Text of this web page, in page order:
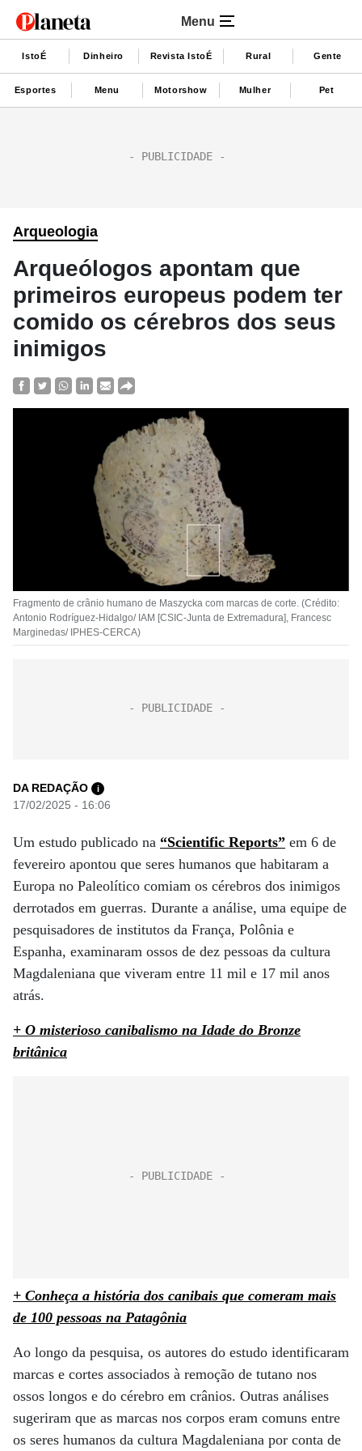
Menu
IstoÉ Dinheiro Revista IstoÉ Rural Gente
Esportes Menu Motorshow Mulher Pet
Arqueologia
Arqueólogos apontam que
primeiros europeus podem ter
comido os cérebros dos seus
inimigos
Fragmento de crânio humano de Maszycka com marcas de corte. (Crédito:
Antonio Rodríguez-Hidalgo/ IAM [CSIC-Junta de Extremadura], Francesc
Marginedas/ IPHES-CERCA)
DA REDAÇÃO i
17/02/2025 - 16:06
Um estudo publicado na “Scientific Reports” em 6 de
fevereiro apontou que seres humanos que habitaram a
Europa no Paleolítico comiam os cérebros dos inimigos
derrotados em guerras. Durante a análise, uma equipe de
pesquisadores de institutos da França, Polônia e
Espanha, examinaram ossos de dez pessoas da cultura
Magdaleniana que viveram entre 11 mil e 17 mil anos
atrás.
+ O misterioso canibalismo na Idade do Bronze
britânica
+ Conheça a história dos canibais que comeram mais
de 100 pessoas na Patagônia
Ao longo da pesquisa, os autores do estudo identificaram
marcas e cortes associados à remoção de tutano nos
ossos longos e do cérebro em crânios. Outras análises
sugeriram que as marcas nos corpos eram comuns entre
os seres humanos da cultura Magdaleniana por conta de